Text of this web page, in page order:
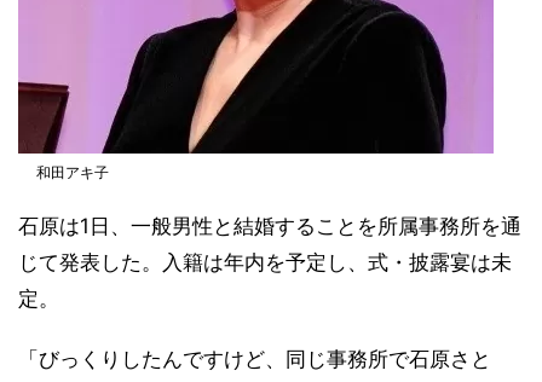
和田アキ子
石原は1日、一般男性と結婚することを所属事務所を通
じて発表した。入籍は年内を予定し、式・披露宴は未
定。
「びっくりしたんですけど、同じ事務所で石原さと